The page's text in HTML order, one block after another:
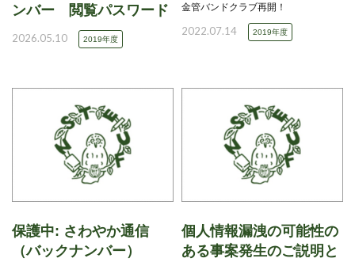
ンバー 閲覧パスワード
2026.05.10 2019年度
金管バンドクラブ再開！
2022.07.14 2019年度
保護中: さわやか通信
（バックナンバー）
個人情報漏洩の可能性の
ある事案発生のご説明と